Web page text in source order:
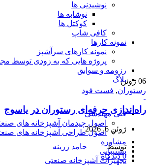
نوشیدنی ها
نوشابه ها
کوکتل ها
کافی شاپ
نمونه کارها
نمونه کارهای سرآشپز
پروژه هایی که به زودی توسط
رزومه و سوابق
بلاگ
فنی مهندسی
اصول چیدمان آشپزخانه های
اصول طراحی آشپزخانه های
مشاوره
پشتیبانی
تجهیزات آشپزخانه صنعتی
06 ژوئن
رستوران, فست فود
راه‌اندازی حرفه‌ای رستوران در یاسوج
ژوئن 6, 2026
توسط
حامد زرینه
0 دیدگاه